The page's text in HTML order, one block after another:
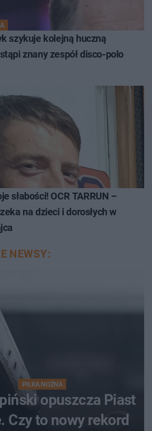
szykuje kolejną huczną
znany zespół disco-polo
słabości! OCR TARRUN –
na dzieci i dorosłych w
NEWSY:
PIŁKA NOŻNA
opuszcza Piast
Czy to nowy rekord